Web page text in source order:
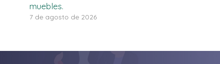
muebles.
7 de agosto de 2026